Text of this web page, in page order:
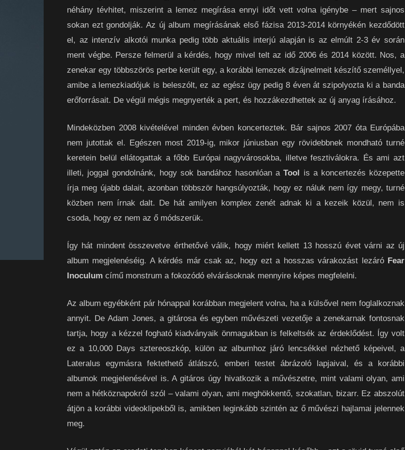
néhány tévhitet, miszerint a lemez megírása ennyi időt vett volna igénybe – mert sajnos
sokan ezt gondolják. Az új album megírásának első fázisa 2013-2014 környékén kezdődött
el, az intenzív alkotói munka pedig több aktuális interjú alapján is az elmúlt 2-3 év során
ment végbe. Persze felmerül a kérdés, hogy mivel telt az idő 2006 és 2014 között. Nos, a
zenekar egy többszörös perbe került egy, a korábbi lemezek dizájnelmeit készítő személlyel,
amibe a lemezkiadójuk is beleszólt, ez az egész ügy pedig 8 éven át szipolyozta ki a banda
erőforrásait. De végül mégis megnyerték a pert, és hozzákezdhettek az új anyag írásához.
Mindeközben 2008 kivételével minden évben koncerteztek. Bár sajnos 2007 óta Európába
nem jutottak el. Egészen most 2019-ig, mikor júniusban egy rövidebbnek mondható turné
keretein belül ellátogattak a főbb Európai nagyvárosokba, illetve fesztiválokra. És ami azt
illeti, joggal gondolnánk, hogy sok bandához hasonlóan aTool is a koncertezés közepette
írja meg újabb dalait, azonban többször hangsúlyozták, hogy ez náluk nem így megy, turné
közben nem írnak dalt. De hát amilyen komplex zenét adnak ki a kezeik közül, nem is
csoda, hogy ez nem az ő módszerük.
Így hát mindent összevetve érthetővé válik, hogy miért kellett 13 hosszú évet várni az új
album megjelenéséig. A kérdés már csak az, hogy ezt a hosszas várakozást lezáró Fear
Inoculum című monstrum a fokozódó elvárásoknak mennyire képes megfelelni.
Az album egyébként pár hónappal korábban megjelent volna, ha a külsővel nem foglalkoznak
annyit. De Adam Jones, a gitárosa és egyben művészeti vezetője a zenekarnak fontosnak
tartja, hogy a kézzel fogható kiadványaik önmagukban is felkeltsék az érdeklődést. Így volt
ez a 10,000 Days sztereoszkóp, külön az albumhoz járó lencsékkel nézhető képeivel, a
Lateralus egymásra fektethető átlátszó, emberi testet ábrázoló lapjaival, és a korábbi
albumok megjelenésével is. A gitáros úgy hivatkozik a művészetre, mint valami olyan, ami
nem a hétköznapokról szól – valami olyan, ami meghökkentő, szokatlan, bizarr. Ez abszolút
átjön a korábbi videoklipekből is, amikben leginkább szintén az ő művészi hajlamai jelennek
meg.